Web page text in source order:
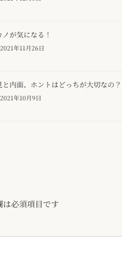
ノが気になる！
2021年11月26日
と内面、ホントはどっちが大切なの？
2021年10月9日
必須項目です